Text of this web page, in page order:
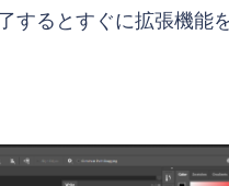
するとすぐに拡張機能